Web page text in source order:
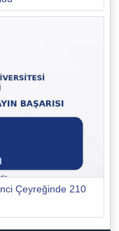
Çeyreğinde 210